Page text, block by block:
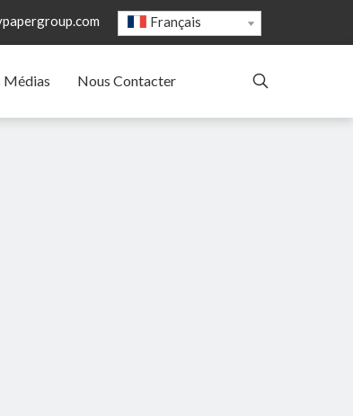
Français
Médias Nous Contacter